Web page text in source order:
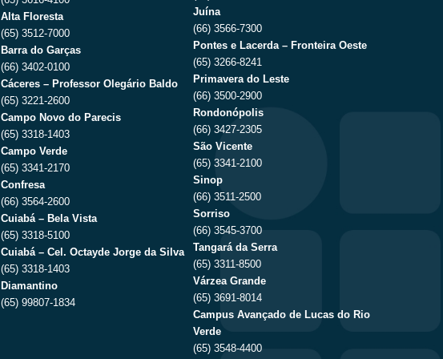
m
Alta Floresta
(65) 3512-7000
Barra do Garças
(66) 3402-0100
Cáceres – Professor Olegário Baldo
(65) 3221-2600
Campo Novo do Parecis
(65) 3318-1403
Campo Verde
(65) 3341-2170
Confresa
(66) 3564-2600
Cuiabá – Bela Vista
(65) 3318-5100
Cuiabá – Cel. Octayde Jorge da Silva
(65) 3318-1403
Diamantino
(65) 99807-1834
Juína
(66) 3566-7300
Pontes e Lacerda – Fronteira Oeste
(65) 3266-8241
Primavera do Leste
(66) 3500-2900
Rondonópolis
(66) 3427-2305
São Vicente
(65) 3341-2100
Sinop
(66) 3511-2500
Sorriso
(66) 3545-3700
Tangará da Serra
(65) 3311-8500
Várzea Grande
(65) 3691-8014
Campus Avançado de Lucas do Rio
Verde
(65) 3548-4400